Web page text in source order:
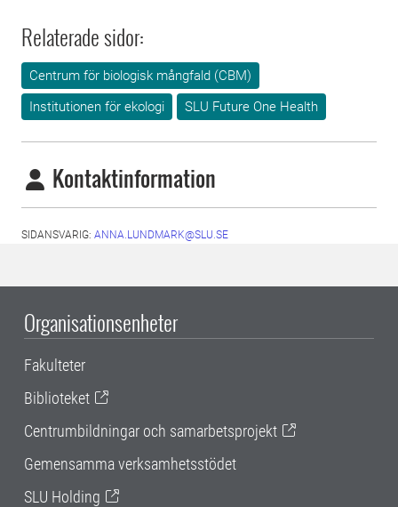
Relaterade sidor:
Centrum för biologisk mångfald (CBM)
Institutionen för ekologi
SLU Future One Health
Kontaktinformation
SIDANSVARIG: ANNA.LUNDMARK@SLU.SE
Organisationsenheter
Fakulteter
Biblioteket
Centrumbildningar och samarbetsprojekt
Gemensamma verksamhetsstödet
SLU Holding